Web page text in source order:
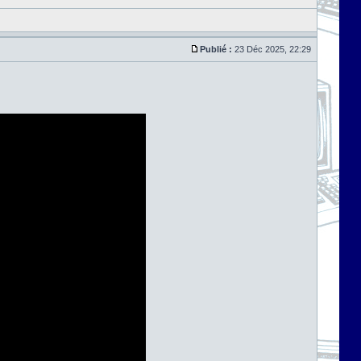
Publié : 23 Déc 2025, 22:29